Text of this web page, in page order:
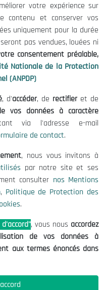
?
votre expérience sur
contenu et conserver vos
uniquement pour la durée
pas vendues, louées ni
consentement préalable,
Nationale de la Protection
(ANPDP)
, d'accéder, de rectifieret de
vos données à caractère
via l'adresse e-mail
de contact.
, nous vous invitons à
par notre site et ses
consulter nos Mentions
, Politique de Protection des
.
, vous nous accordez
de vos données à
aux termes énoncés dans